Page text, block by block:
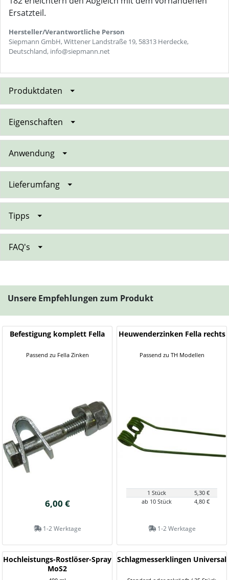
Ersatzteil.
Hersteller/Verantwortliche Person
Siepmann GmbH, Wittener Landstraße 19, 58313 Herdecke,
Deutschland, info@siepmann.net
Produktdaten
Eigenschaften
Anwendung
Lieferumfang
Tipps
FAQ's
Unsere Empfehlungen zum Produkt
Befestigung komplett Fella
Passend zu Fella Zinken
6,00 €
1-2 Werktage
Heuwenderzinken Fella rechts
Passend zu TH Modellen
1 Stück
5,30 €
ab 10 Stück
4,80 €
1-2 Werktage
Hochleistungs-Rostlöser-Spray
MoS2
Schlagmesserklingen Universal